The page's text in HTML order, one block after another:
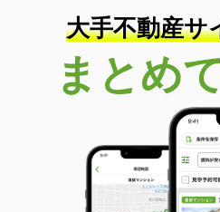
間取り
1K
大阪府高槻市赤大路町
価 格
7万円
大阪府
46.06m²
間取り
1LDK
大阪府東大阪市菱江３
大手不動産サ
まとめ